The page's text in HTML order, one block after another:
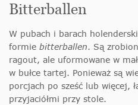
Bitterballen
W pubach i barach
formie bitterballen. Są
ragout, ale uformowane w
w bułce tartej. Ponieważ są
porcjach po sześć lub więcej,
przyjaciółmi przy stole.